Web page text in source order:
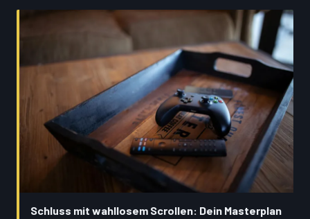
Schluss mit wahllosem Scrollen: Dein Masterplan